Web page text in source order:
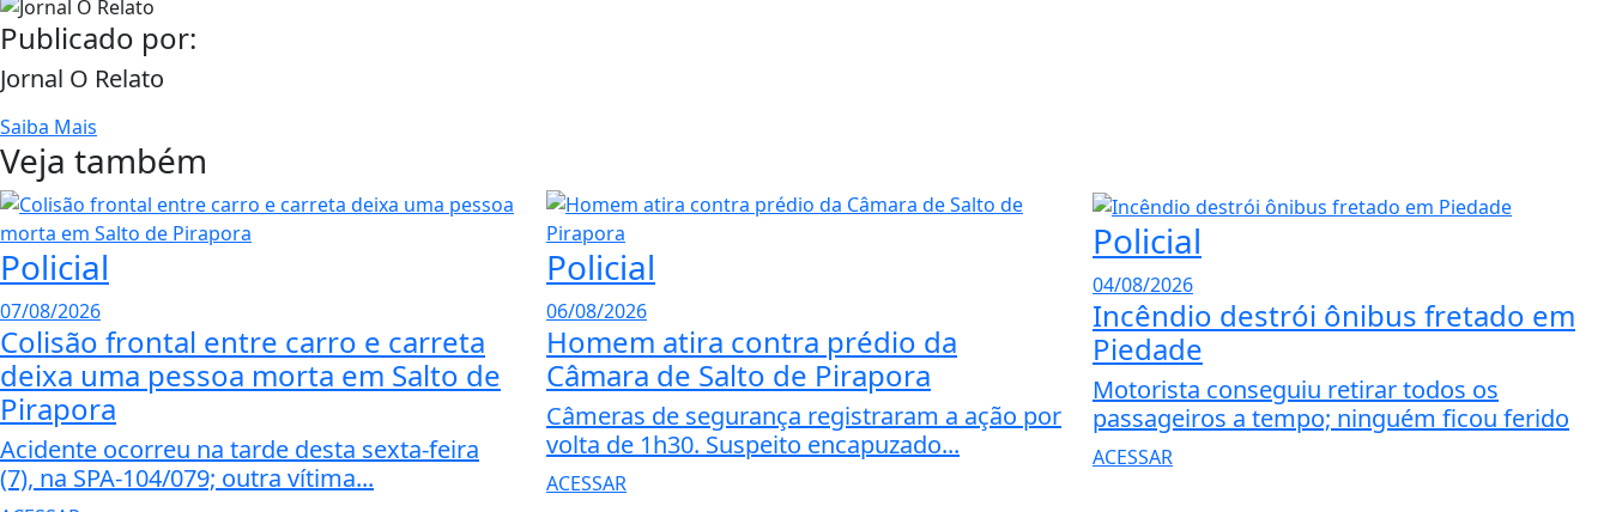
Publicado por:
Jornal O Relato
Saiba Mais
Veja também
Policial
07/08/2026
Colisão frontal entre carro e carreta
deixa uma pessoa morta em Salto de
Pirapora
Acidente ocorreu na tarde desta sexta-feira
(7), na SPA-104/079; outra vítima...
Policial
06/08/2026
Homem atira contra prédio da
Câmara de Salto de Pirapora
Câmeras de segurança registraram a ação por
volta de 1h30. Suspeito encapuzado...
ACESSAR
Policial
04/08/2026
Incêndio destrói ônibus fretado em
Piedade
Motorista conseguiu retirar todos os
passageiros a tempo; ninguém ficou ferido
ACESSAR